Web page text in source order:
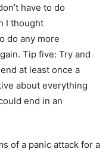
have to do
I thought
do any more
Tip five: Try and
at least once a
about everything
end in an
of a panic attack for a